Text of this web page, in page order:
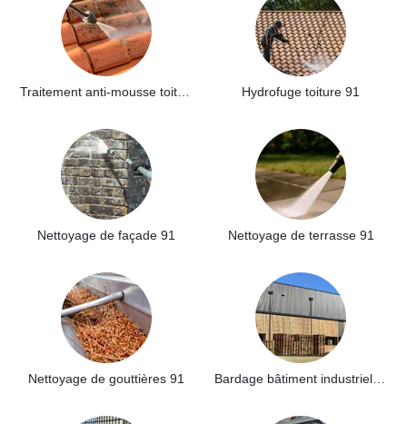
Hydrofuge toiture 91
Nettoyage de façade 91 Nettoyage de terrasse 91
Nettoyage de gouttières 91